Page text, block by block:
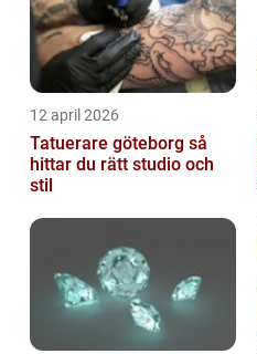
12 april 2026
Tatuerare göteborg så
hittar du rätt studio och
stil